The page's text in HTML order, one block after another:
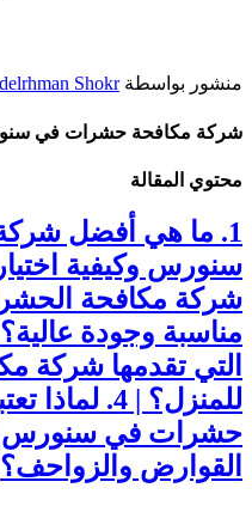
منشور بواسطةShokr
شركة مكافحة حشرات في سنورس 01018253425
محتوي المقالة
1. ما هي أفضل
شركة مكافحة
التي تقدمها
للمنزل؟ | 4.
حشرات في سنورس
القوارض والزواحف؟